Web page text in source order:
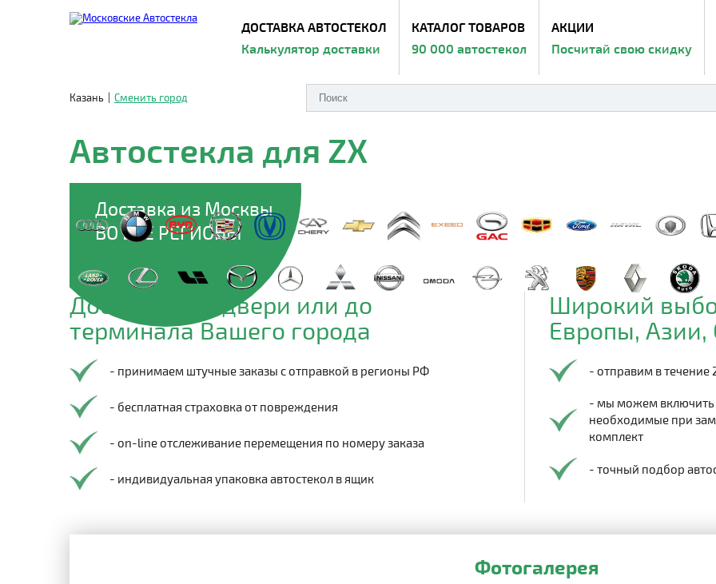
ДОСТАВКА АВТОСТЕКОЛ
Калькулятор доставки
КАТАЛОГ ТОВАРОВ
90 000 автостекол
АКЦИИ
Посчитай свою скидку
Казань Сменить город
Автостекла для ZX
Доставка из Москвы
ВО ВСЕ РЕГИОНЫ
Доставим до двери или до
терминала Вашего города
- принимаем штучные заказы с отправкой в регионы РФ
- бесплатная страховка от повреждения
- on-line отслеживание перемещения по номеру заказа
- индивидуальная упаковка автостекол в ящик
Широкий
Европы,
- отправим в течение
- мы можем включить
необходимые при
комплект
- точный подбор
Фотогалерея